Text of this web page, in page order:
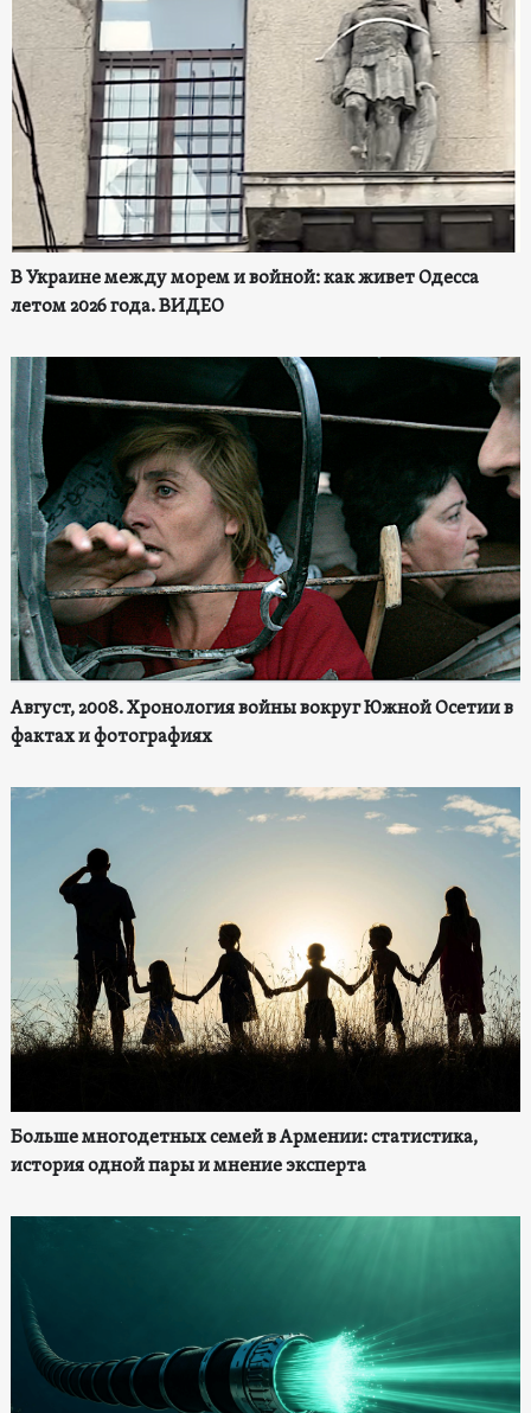
В Украине между морем и войной: как живет Одесса
летом 2026 года. ВИДЕО
Август, 2008. Хронология войны вокруг Южной Осетии в
фактах и фотографиях
Больше многодетных семей в Армении: статистика,
история одной пары и мнение эксперта